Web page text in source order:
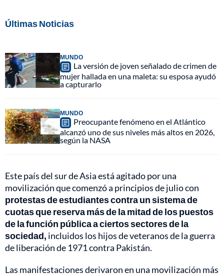
Últimas Noticias
MUNDO
La versión de joven señalado de crimen de
mujer hallada en una maleta: su esposa ayudó
a capturarlo
MUNDO
Preocupante fenómeno en el Atlántico
alcanzó uno de sus niveles más altos en 2026,
según la NASA
Este país del sur de Asia está agitado por una
movilización que comenzó a principios de julio con
protestas de estudiantes contra un sistema de
cuotas que reserva más de la mitad de los puestos
de la función pública a ciertos sectores de la
sociedad, incluidos los hijos de veteranos de la guerra
de liberación de 1971 contra Pakistán.
Las manifestaciones derivaron en una movilización más